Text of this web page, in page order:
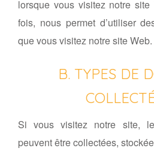
lorsque vous visitez notre
fois, nous permet d’utiliser
que vous visitez notre site Web.
B. TYPES DE
Si vous visitez notre site,
peuvent être collectées,